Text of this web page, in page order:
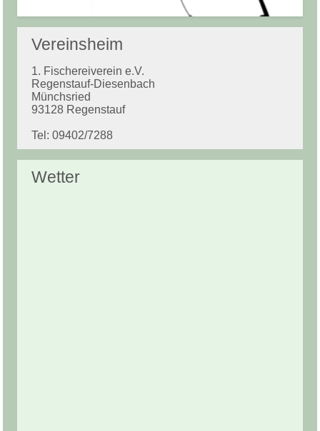
Vereinsheim
1. Fischereiverein e.V.
Regenstauf-Diesenbach
Münchsried
93128 Regenstauf
Tel: 09402/7288
Wetter